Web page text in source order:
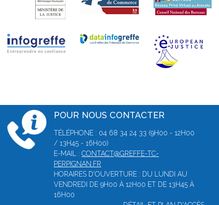
POUR NOUS CONTACTER
TÉLÉPHONE : 04 68 34 24 33 (9H00 - 12H00
/ 13H45 - 16H00)
E-MAIL : CONTACT@GREFFE-TC-
PERPIGNAN.FR
HORAIRES D'OUVERTURE : DU LUNDI AU
VENDREDI DE 9H00 À 12H00 ET DE 13H45 À
16H00